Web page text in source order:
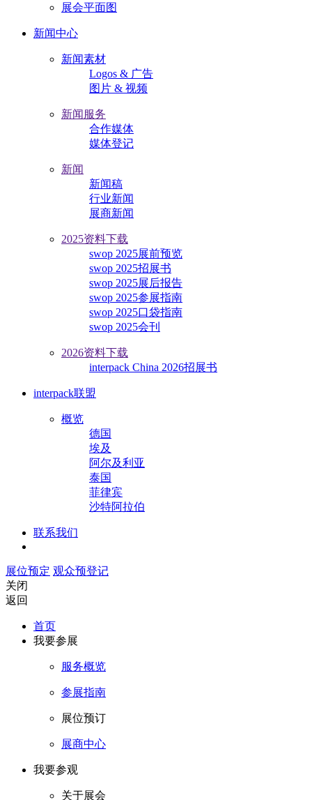
展会平面图
新闻中心
新闻素材
Logos & 广告
图片 & 视频
新闻服务
合作媒体
媒体登记
新闻
新闻稿
行业新闻
展商新闻
2025资料下载
swop 2025展前预览
swop 2025招展书
swop 2025展后报告
swop 2025参展指南
swop 2025口袋指南
swop 2025会刊
2026资料下载
interpack China 2026招展书
interpack联盟
概览
德国
埃及
阿尔及利亚
泰国
菲律宾
沙特阿拉伯
联系我们
展位预定 观众预登记
关闭
返回
首页
我要参展
服务概览
参展指南
展位预订
展商中心
我要参观
关于展会